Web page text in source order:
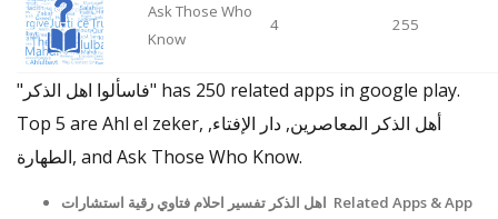
Ask Those Who
Know
4 255
"فاسألوا اهل الذكر" has 250 related apps in google play.
Top 5 are Ahl el zeker, أهل الذكر المعاصرين, دار الإفتاء,
الطهارة, and Ask Those Who Know.
اهل الذكر تفسير احلام فتاوي رقية استشارات Related Apps & App